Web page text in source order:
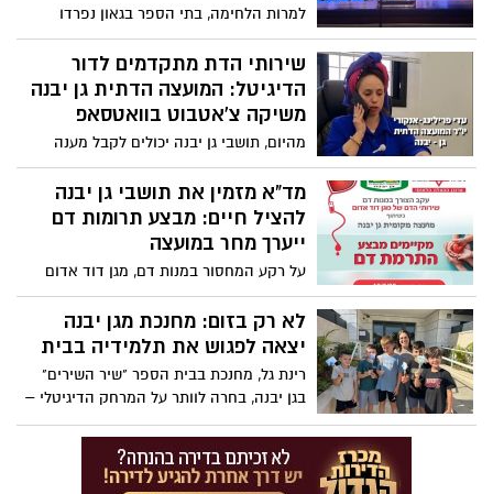
למרות הלחימה, בתי הספר בגאון נפרדו
מהתלמידים בטקסים מרגשים.
שירותי הדת מתקדמים לדור
הדיגיטל: המועצה הדתית גן יבנה
משיקה צ'אטבוט בוואטסאפ
מהיום, תושבי גן יבנה יכולים לקבל מענה
מהיר לשאלות בנושאי כשרות, נישואין, טהרה
ושירותי חברה קדישא – בלחיצת כפתור. יו"ר
המועצה הדתית, עדי פרילינג-אנקורי: "שירות
זמין, נגיש ומכבד לכל פונה".
מד"א מזמין את תושבי גן יבנה
להציל חיים: מבצע תרומות דם
ייערך מחר במועצה
על רקע המחסור במנות דם, מגן דוד אדום
יקיים מבצע תרומת דם בגן יבנה. הציבור
מוזמן לקבוע תור מראש ולהצטרף למאמץ
ההצלה הלאומי.
לא רק בזום: מחנכת מגן יבנה
יצאה לפגוש את תלמידיה בבית
רינת גל, מחנכת בבית הספר "שיר השירים"
בגן יבנה, בחרה לוותר על המרחק הדיגיטלי –
ויצאה לסבב ביקורים אישי ומרגש אצל
תלמידיה.